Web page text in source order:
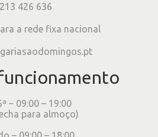
213 426 636
a rede fixa nacional
– 09:00 – 19:00
para almoço)